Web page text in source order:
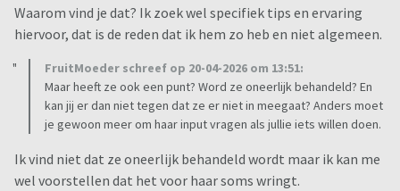
Waarom vind je dat? Ik zoek wel specifiek tips en ervaring
hiervoor, dat is de reden dat ik hem zo heb en niet algemeen.
FruitMoeder schreef op 20-04-2026 om 13:51:
Maar heeft ze ook een punt? Word ze oneerlijk behandeld? En
kan jij er dan niet tegen dat ze er niet in meegaat? Anders moet
je gewoon meer om haar input vragen als jullie iets willen doen.
Ik vind niet dat ze oneerlijk behandeld wordt maar ik kan me
wel voorstellen dat het voor haar soms wringt.